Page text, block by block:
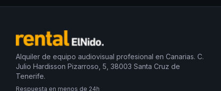
Alquiler de equipo audiovisual profesional en Canarias. C.
Julio Hardisson Pizarroso, 5, 38003 Santa Cruz de
Tenerife.
Respuesta en menos de 24h